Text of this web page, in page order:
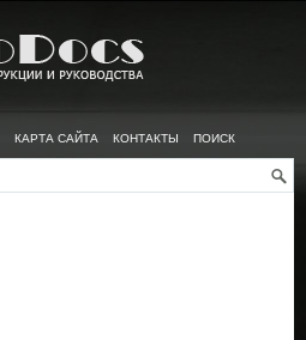
КАРТА САЙТА КОНТАКТЫ ПОИСК